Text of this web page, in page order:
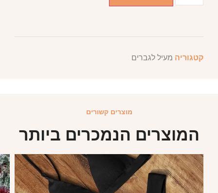
קטגוריה מעיל לגברים
מוצרים קשורים
המוצרים הנמכרים ביותר